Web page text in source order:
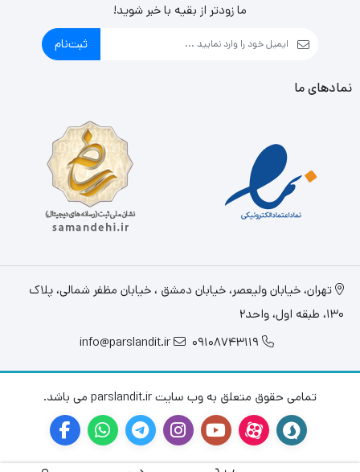
ما زودتر از بقیه با خبر شوید!
ثبت‌نام
نمادهای ما
تهران، خيابان وليعصر، خیابان دمشق ، خیابان مظفر شمالی، پلاک
130، طبقه اول، واحد2
09108743119
info@parslandit.ir
تمامی حقوق متعلق به وب سایت parslandit.ir می باشد.